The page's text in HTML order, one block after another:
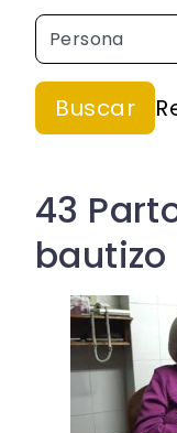
43
bautizo